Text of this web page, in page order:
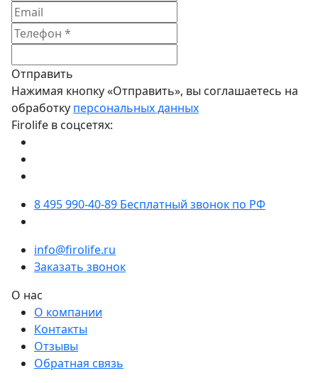
Отправить
Нажимая кнопку «Отправить», вы соглашаетесь на
обработку персональных данных
Firolife в соцсетях:
8 495 990-40-89 Бесплатный звонок по РФ
info@firolife.ru
Заказать звонок
О нас
О компании
Контакты
Отзывы
Обратная связь